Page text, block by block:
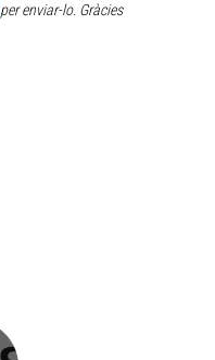
per enviar-lo. Gràcies